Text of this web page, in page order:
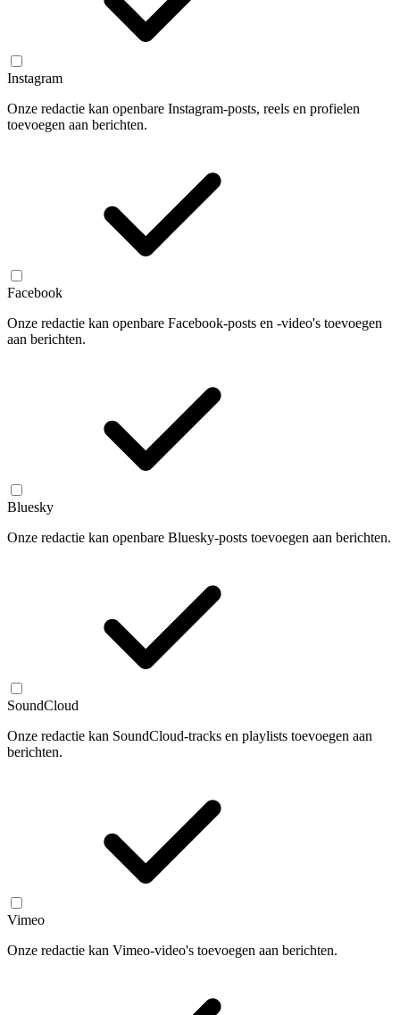
Instagram
Onze redactie kan openbare Instagram-posts, reels en profielen
toevoegen aan berichten.
Facebook
Onze redactie kan openbare Facebook-posts en -video's toevoegen
aan berichten.
Bluesky
Onze redactie kan openbare Bluesky-posts toevoegen aan berichten.
SoundCloud
Onze redactie kan SoundCloud-tracks en playlists toevoegen aan
berichten.
Vimeo
Onze redactie kan Vimeo-video's toevoegen aan berichten.